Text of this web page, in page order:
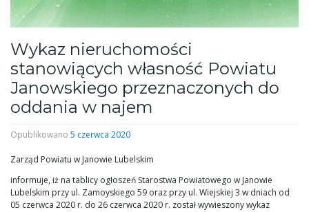
Wykaz nieruchomości
stanowiących własność Powiatu
Janowskiego przeznaczonych do
oddania w najem
Opublikowano 5 czerwca 2020
Zarząd Powiatu w Janowie Lubelskim
informuje, iż na tablicy ogłoszeń Starostwa Powiatowego w Janowie
Lubelskim przy ul. Zamoyskiego 59 oraz przy ul. Wiejskiej 3 w dniach od
05 czerwca 2020 r. do 26 czerwca 2020 r. został wywieszony wykaz